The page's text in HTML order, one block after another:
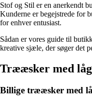
Stof og Stil er en anerkendt
Kunderne er begejstrede for
for enhver entusiast.
Sådan er vores guide til
kreative sjæle, der søger det
Trææsker med
Billige trææsker med